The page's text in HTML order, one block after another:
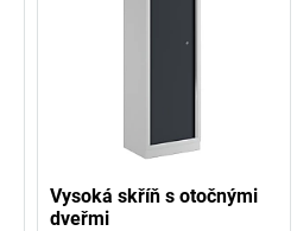
Vysoká skříň s otočnými
dveřmi